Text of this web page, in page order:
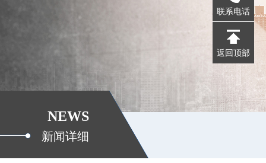
NEWS
新闻详细
联系电话
返回顶部